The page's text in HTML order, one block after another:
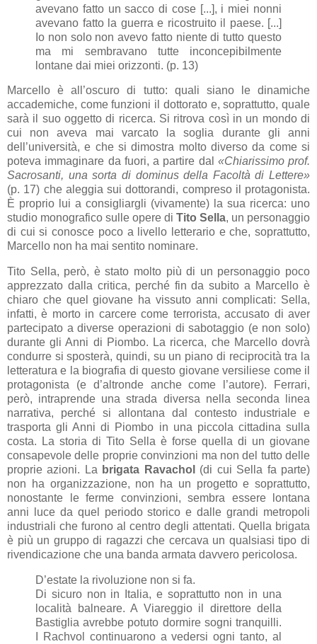
avevano fatto un sacco di cose [...], i miei nonni
avevano fatto la guerra e ricostruito il paese. [...]
Io non solo non avevo fatto niente di tutto questo
ma mi sembravano tutte inconcepibilmente
lontane dai miei orizzonti. (p. 13)
Marcello è all’oscuro di tutto: quali siano le dinamiche
accademiche, come funzioni il dottorato e, soprattutto, quale
sarà il suo oggetto di ricerca. Si ritrova così in un mondo di
cui non aveva mai varcato la soglia durante gli anni
dell’università, e che si dimostra molto diverso da come si
poteva immaginare da fuori, a partire dal «Chiarissimo prof.
Sacrosanti, una sorta di dominus della Facoltà di Lettere»
(p. 17) che aleggia sui dottorandi, compreso il protagonista.
È proprio lui a consigliargli (vivamente) la sua ricerca: uno
studio monografico sulle opere di Tito Sella, un personaggio
di cui si conosce poco a livello letterario e che, soprattutto,
Marcello non ha mai sentito nominare.
Tito Sella, però, è stato molto più di un personaggio poco
apprezzato dalla critica, perché fin da subito a Marcello è
chiaro che quel giovane ha vissuto anni complicati: Sella,
infatti, è morto in carcere come terrorista, accusato di aver
partecipato a diverse operazioni di sabotaggio (e non solo)
durante gli Anni di Piombo. La ricerca, che Marcello dovrà
condurre si sposterà, quindi, su un piano di reciprocità tra la
letteratura e la biografia di questo giovane versiliese come il
protagonista (e d’altronde anche come l’autore). Ferrari,
però, intraprende una strada diversa nella seconda linea
narrativa, perché si allontana dal contesto industriale e
trasporta gli Anni di Piombo in una piccola cittadina sulla
costa. La storia di Tito Sella è forse quella di un giovane
consapevole delle proprie convinzioni ma non del tutto delle
proprie azioni. La brigata Ravachol
(di cui Sella fa parte)
non ha organizzazione, non ha un progetto e soprattutto,
nonostante le ferme convinzioni, sembra essere lontana
anni luce da quel periodo storico e dalle grandi metropoli
industriali che furono al centro degli attentati. Quella brigata
è più un gruppo di ragazzi che cercava un qualsiasi tipo di
rivendicazione che una banda armata davvero pericolosa.
D’estate la rivoluzione non si fa.
Di sicuro non in Italia, e soprattutto non in una
località balneare. A Viareggio il direttore della
Bastiglia avrebbe potuto dormire sogni tranquilli.
I Rachvol continuarono a vedersi ogni tanto, al